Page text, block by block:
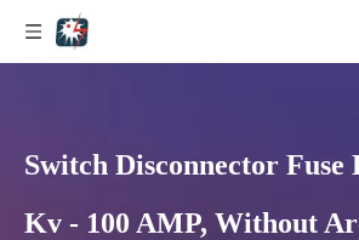
Switch Disconnector Fuse
Kv - 100 AMP, Without